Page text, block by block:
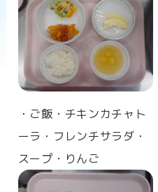
・ご飯・チキンカチャト
ーラ・フレンチサラダ・
スープ・りんご